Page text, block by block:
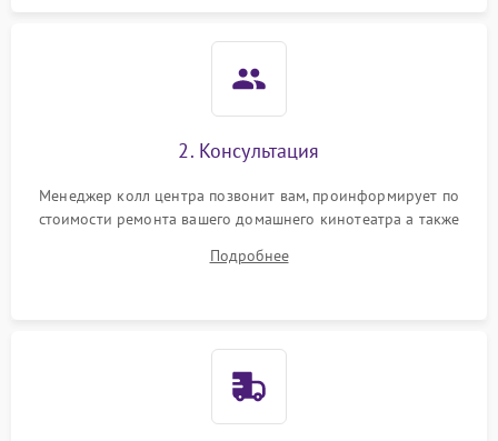
2. Консультация
Менеджер колл центра позвонит вам, проинформирует по
стоимости ремонта вашего домашнего кинотеатра а также
Подробнее